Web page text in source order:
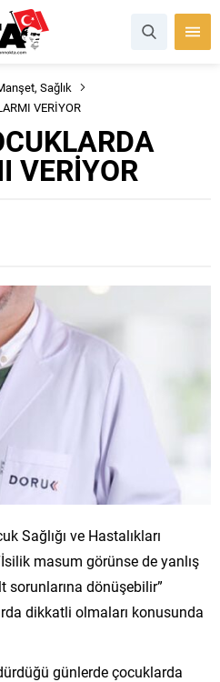
, Sağlık
VERİYOR
VERİYOR
Sağlığı ve Hastalıkları
masum görünse de yanlış
dönüşebilir”
dikkatli olmaları konusunda
günlerde çocuklarda